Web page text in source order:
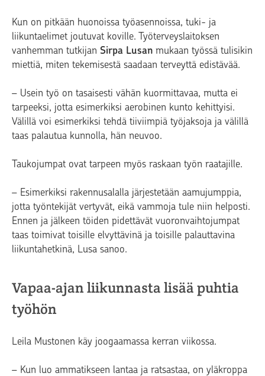
Kun on pitkään huonoissa työasennoissa, tuki- ja
liikuntaelimet joutuvat koville. Työterveyslaitoksen
vanhemman tutkijan Sirpa Lusan mukaan työssä tulisikin
miettiä, miten tekemisestä saadaan terveyttä edistävää.
– Usein työ on tasaisesti vähän kuormittavaa, mutta ei
tarpeeksi, jotta esimerkiksi aerobinen kunto kehittyisi.
Välillä voi esimerkiksi tehdä tiiviimpiä työjaksoja ja välillä
taas palautua kunnolla, hän neuvoo.
Taukojumpat ovat tarpeen myös raskaan työn raatajille.
– Esimerkiksi rakennusalalla järjestetään aamujumppia,
jotta työntekijät vertyvät, eikä vammoja tule niin helposti.
Ennen ja jälkeen töiden pidettävät vuoronvaihtojumpat
taas toimivat toisille elvyttävinä ja toisille palauttavina
liikuntahetkinä, Lusa sanoo.
Vapaa-ajan liikunnasta lisää puhtia
työhön
Leila Mustonen käy joogaamassa kerran viikossa.
– Kun luo ammatikseen lantaa ja ratsastaa, on yläkroppa